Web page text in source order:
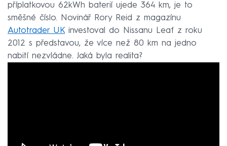
příplatkovou 62kWh baterií ujede 364 km, je to
směšné číslo. Novinář Rory Reid z magazínu
Autotrader UKinvestoval do Nissanu Leaf z roku
2012 s představou, že více než 80 km na jedno
nabití nezvládne. Jaká byla realita?